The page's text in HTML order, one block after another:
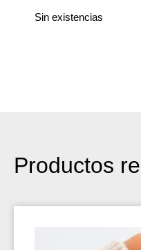
Sin existencias
Productos